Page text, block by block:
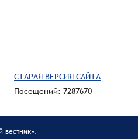
СТАРАЯ ВЕРСИЯ САЙТА
Посещений: 7287670
вестник».